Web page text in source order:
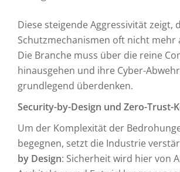
Diese steigende Aggressivität zeigt,
Schutzmechanismen oft nicht mehr
Die Branche muss über die reine
hinausgehen und ihre Cyber-
grundlegend überdenken.
Security-by-Design und Zero-Trust-
Um der Komplexität der
begegnen, setzt die Industrie
by Design: Sicherheit wird hier von